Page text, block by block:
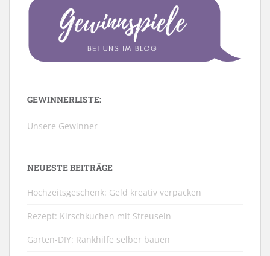
GEWINNERLISTE:
Unsere Gewinner
NEUESTE BEITRÄGE
Hochzeitsgeschenk: Geld kreativ verpacken
Rezept: Kirschkuchen mit Streuseln
Garten-DIY: Rankhilfe selber bauen